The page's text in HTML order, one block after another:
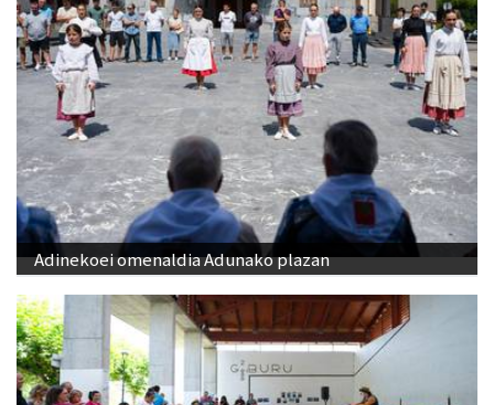
Adinekoei omenaldia Adunako plazan